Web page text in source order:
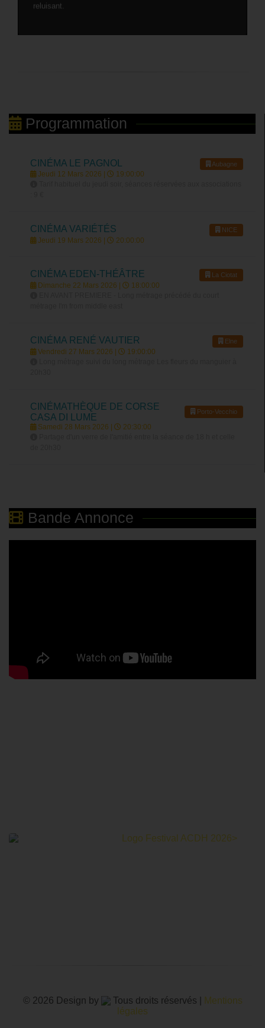
reluisant.
Programmation
CINÉMA LE PAGNOL Aubagne
Jeudi 12 Mars 2026 |
19:00:00
CINÉMA VARIÉTÉS NICE
Jeudi 19 Mars 2026 | 20:00:00
CINÉMA EDEN-THÉÂTRE La Ciotat
Dimanche 22 Mars 2026 |
18:00:00
CINÉMA RENÉ VAUTIER Elne
Vendredi 27 Mars 2026 |
19:00:00
CINÉMATHÈQUE DE CORSE
CASA DI LUME
Porto-Vecchio
Samedi 28 Mars 2026 |
20:30:00
Bande Annonce
© 2026 Design by Tous droits réservés |
Mentions
légales